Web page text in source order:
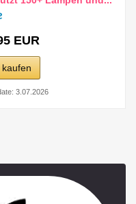
EUR
kaufen
3.07.2026